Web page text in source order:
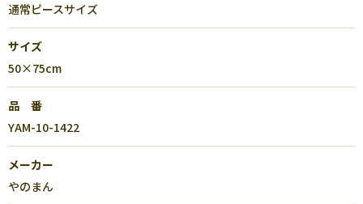
通常ピースサイズ
サイズ
50×75cm
品 番
YAM-10-1422
メーカー
やのまん